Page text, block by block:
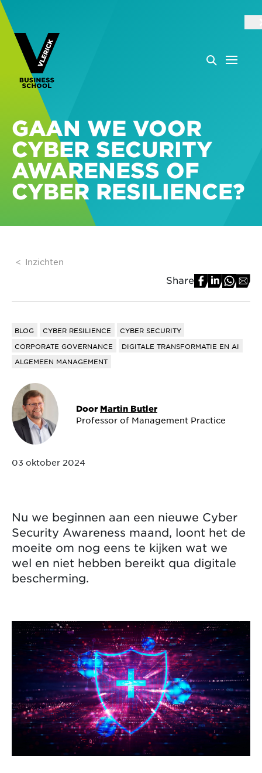
GAAN WE VOOR
CYBER SECURITY
AWARENESS OF
CYBER RESILIENCE?
Inzichten
Share
BLOG CYBER RESILIENCE
CYBER SECURITY
CORPORATE GOVERNANCE
DIGITALE TRANSFORMATIE EN AI
ALGEMEEN MANAGEMENT
Door Martin Butler
Professor of Management Practice
03 oktober 2024
Nu we beginnen aan een nieuwe Cyber
Security Awareness maand, loont het de
moeite om nog eens te kijken wat we
wel en niet hebben bereikt qua digitale
bescherming.